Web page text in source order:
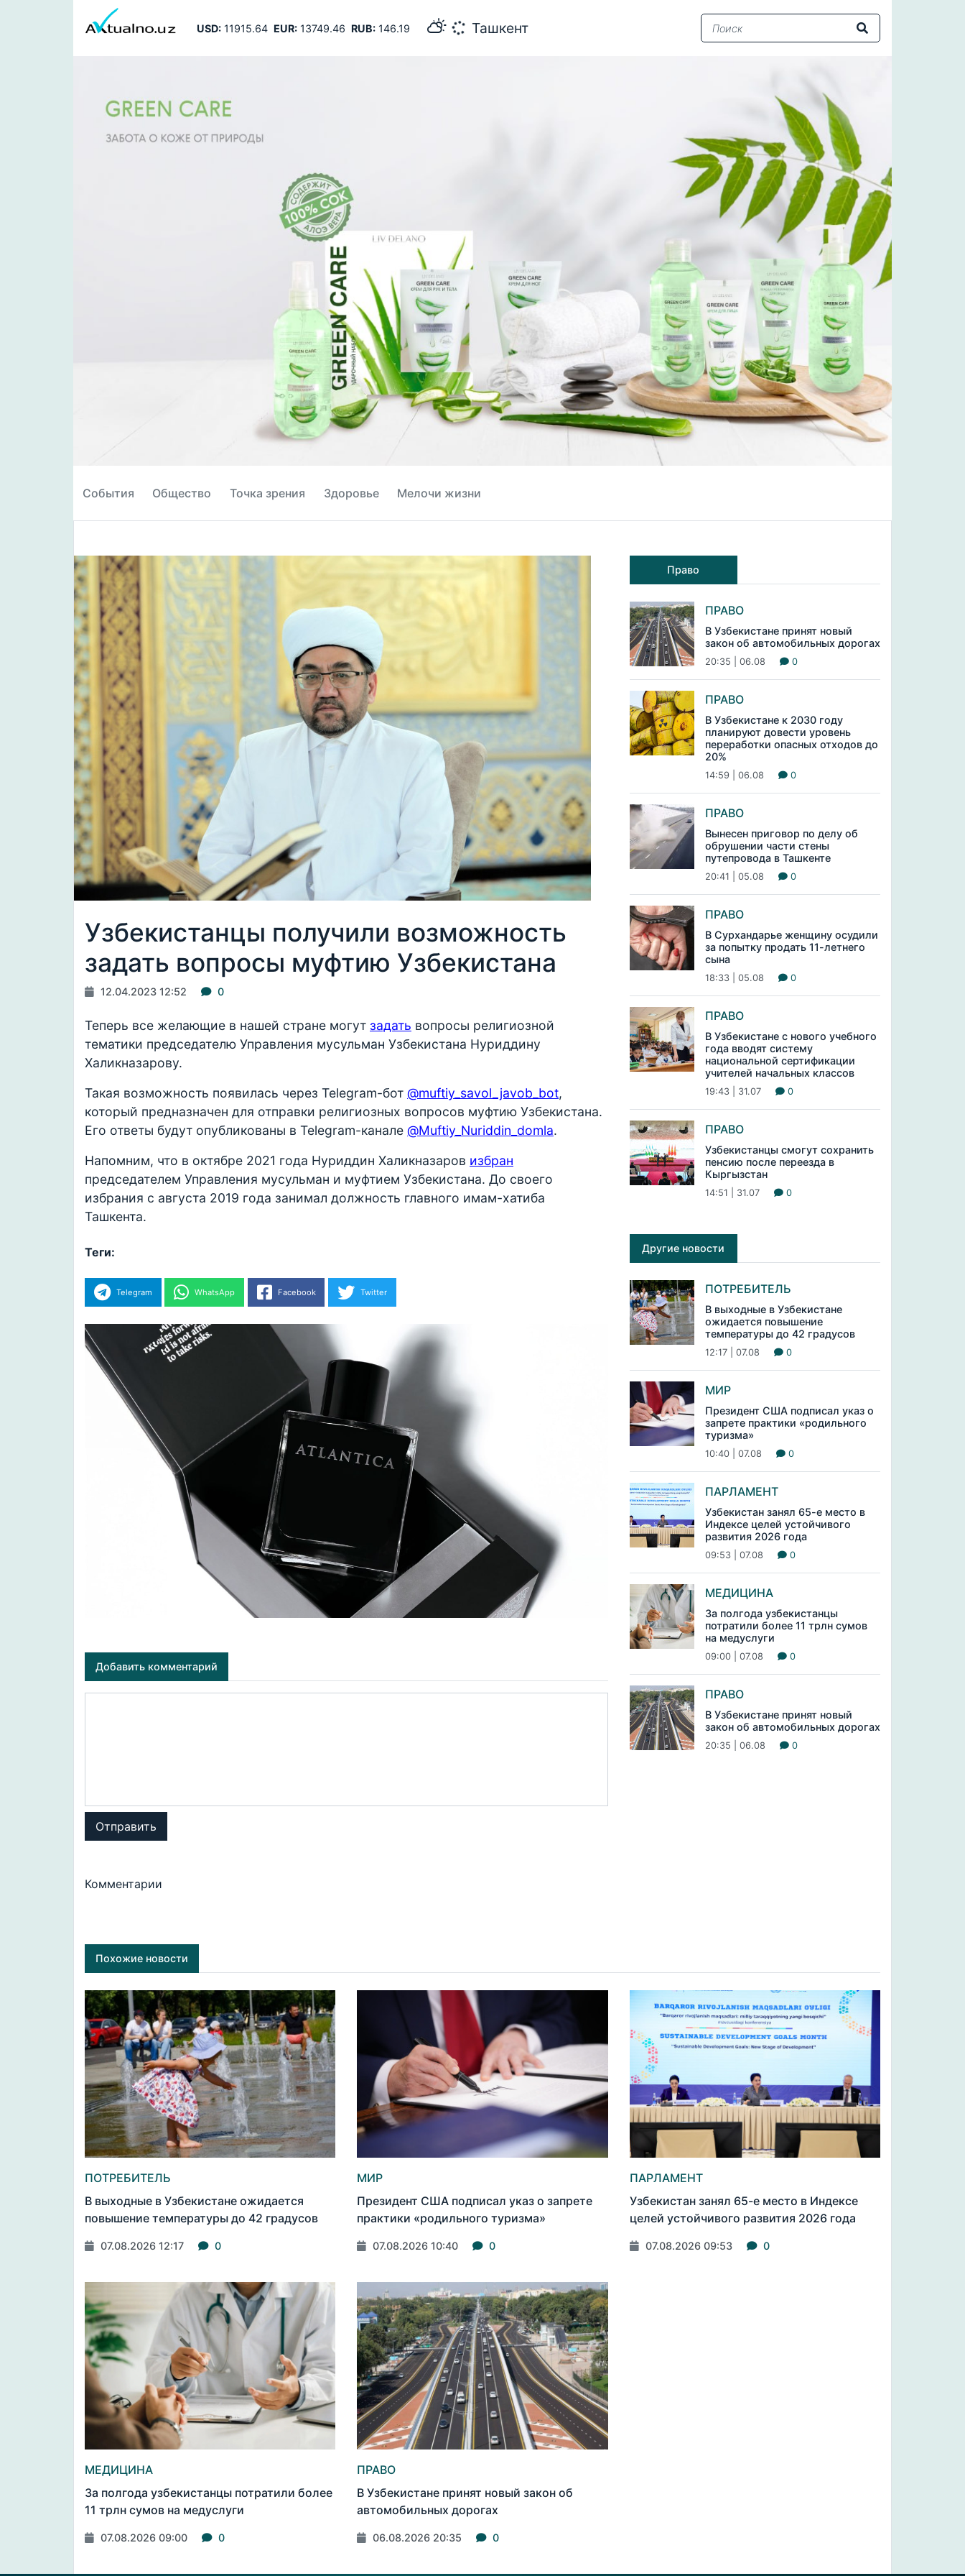
USD:11915.64 EUR:13749.46 RUB:146.19 35 Самарканд
События Общество Точка зрения Здоровье Мелочи жизни
Узбекистанцы получили возможность
задать вопросы муфтию Узбекистана
12.04.2023 12:52 0
Теперь все желающие в нашей стране могут задать вопросы религиозной
тематики председателю Управления мусульман Узбекистана Нуриддину
Халикназарову.
Такая возможность появилась через Telegram-бот @muftiy_savol_javob_bot,
который предназначен для отправки религиозных вопросов муфтию Узбекистана.
Его ответы будут опубликованы в Telegram-канале @Muftiy_Nuriddin_domla.
Напомним, что в октябре 2021 года Нуриддин Халикназаров избран
председателем Управления мусульман и муфтием Узбекистана. До своего
избрания с августа 2019 года занимал должность главного имам-хатиба
Ташкента.
Теги:
Telegram WhatsApp Facebook Twitter
Добавить комментарий
Отправить
Комментарии
Право
ПРАВО
В Узбекистане принят новый
закон об автомобильных дорогах
20:35 | 06.08 0
ПРАВО
В Узбекистане к 2030 году
планируют довести уровень
переработки опасных отходов до
20%
14:59 | 06.08 0
ПРАВО
Вынесен приговор по делу об
обрушении части стены
путепровода в Ташкенте
20:41 | 05.08 0
ПРАВО
В Сурхандарье женщину осудили
за попытку продать 11-летнего
сына
18:33 | 05.08 0
ПРАВО
В Узбекистане с нового учебного
года вводят систему
национальной сертификации
учителей начальных классов
19:43 | 31.07 0
ПРАВО
Узбекистанцы смогут сохранить
пенсию после переезда в
Кыргызстан
14:51 | 31.07 0
Другие новости
ПОТРЕБИТЕЛЬ
В выходные в Узбекистане
ожидается повышение
температуры до 42 градусов
12:17 | 07.08 0
МИР
Президент США подписал указ о
запрете практики «родильного
туризма»
10:40 | 07.08 0
ПАРЛАМЕНТ
Узбекистан занял 65-е место в
Индексе целей устойчивого
развития 2026 года
09:53 | 07.08 0
МЕДИЦИНА
За полгода узбекистанцы
потратили более 11 трлн сумов
на медуслуги
09:00 | 07.08 0
ПРАВО
В Узбекистане принят новый
закон об автомобильных дорогах
20:35 | 06.08 0
Похожие новости
ПОТРЕБИТЕЛЬ
В выходные в Узбекистане ожидается
повышение температуры до 42 градусов
07.08.2026 12:17 0
МИР
Президент США подписал указ о запрете
практики «родильного туризма»
07.08.2026 10:40 0
ПАРЛАМЕНТ
Узбекистан занял 65-е место в Индексе
целей устойчивого развития 2026 года
07.08.2026 09:53 0
МЕДИЦИНА
За полгода узбекистанцы потратили более
11 трлн сумов на медуслуги
07.08.2026 09:00 0
ПРАВО
В Узбекистане принят новый закон об
автомобильных дорогах
06.08.2026 20:35 0